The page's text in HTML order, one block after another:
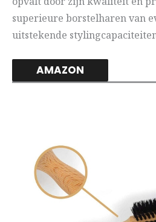
superieure borstelharen van
uitstekende
AMAZON